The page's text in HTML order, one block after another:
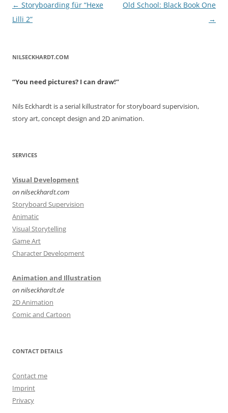
Post
navigation
← Storyboarding für “Hexe
Lilli 2”
Old School: Black Book One
→
NILSECKHARDT.COM
“You need pictures? I can draw!”
Nils Eckhardt is a serial killustrator for storyboard supervision,
story art, concept design and 2D animation.
SERVICES
Visual Development
on nilseckhardt.com
Storyboard Supervision
Animatic
Visual Storytelling
Game Art
Character Development
Animation and Illustration
on nilseckhardt.de
2D Animation
Comic and Cartoon
CONTACT DETAILS
Contact me
Imprint
Privacy